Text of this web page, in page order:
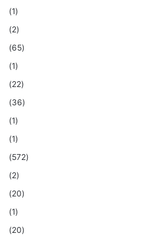
(1)
(2)
(65)
(1)
(22)
(36)
(1)
(1)
(572)
(2)
(20)
(1)
(20)